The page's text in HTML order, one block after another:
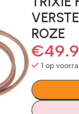
ROZE
€
1 op